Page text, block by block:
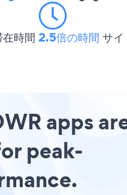
時間 2.5倍の時間 サ
apps
peak-